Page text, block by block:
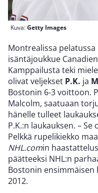
Kuva:Getty Images
Montrealissa
isäntäjoukkue
Kamppailusta teki
olivat veljekset P.K. ja
Bostonin 6-3 voittoon.
Malcolm, saatuaan
hänelle tulleet
P.K.:n laukauksen. –
Pelkkä rupelikiekko
NHL.comin
päätteeksi NHL:n
Bostonin
2012.